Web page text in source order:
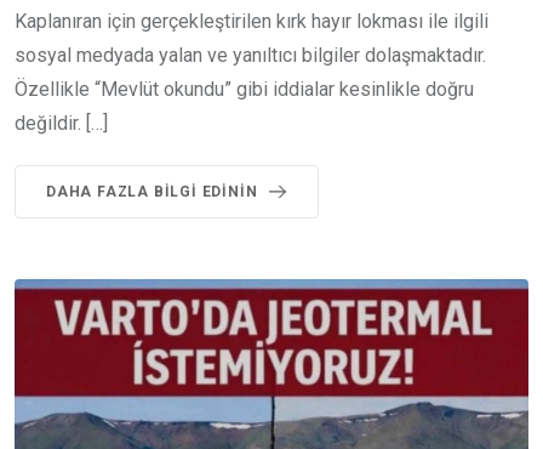
Kaplanıran için gerçekleştirilen kırk hayır lokması ile ilgili
sosyal medyada yalan ve yanıltıcı bilgiler dolaşmaktadır.
Özellikle “Mevlüt okundu” gibi iddialar kesinlikle doğru
değildir. […]
DAHA FAZLA BILGI EDININ